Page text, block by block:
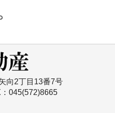
向2丁目13番7号
045(572)8665